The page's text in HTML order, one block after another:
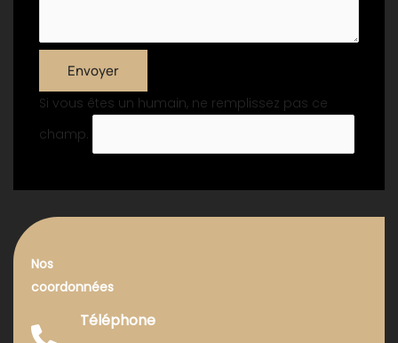
Envoyer
Si vous êtes un humain, ne remplissez pas ce
champ.
Nos
coordonnées
Téléphone